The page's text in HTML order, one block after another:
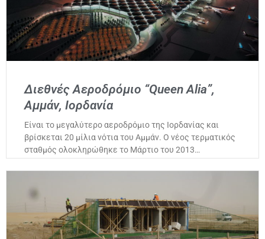
Διεθνές Αεροδρόμιο “Queen Alia”,
Αμμάν, Ιορδανία
Είναι το μεγαλύτερο αεροδρόμιο της Ιορδανίας και
βρίσκεται 20 μίλια νότια του Αμμάν. Ο νέος τερματικός
σταθμός ολοκληρώθηκε το Μάρτιο του 2013…